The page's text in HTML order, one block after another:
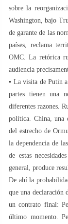
sobre la
Washington, bajo
de garante de las
países, reclama
OMC. La retórica
audiencia
▪️ La visita de Putin
partes tienen una
diferentes razones.
política. China, una
del estrecho de
la dependencia de
de estas
general, produce
De ahí la
que una declaración
un contrato final:
último momento.